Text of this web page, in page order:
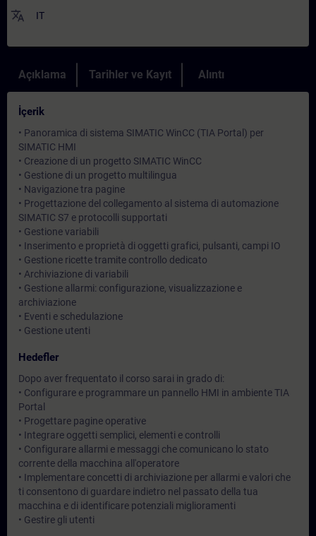
translate IT
Açıklama Tarihler ve Kayıt Alıntı
İçerik
• Panoramica di sistema SIMATIC WinCC (TIA Portal) per
SIMATIC HMI
• Creazione di un progetto SIMATIC WinCC
• Gestione di un progetto multilingua
• Navigazione tra pagine
• Progettazione del collegamento al sistema di automazione
SIMATIC S7 e protocolli supportati
• Gestione variabili
• Inserimento e proprietà di oggetti grafici, pulsanti, campi IO
• Gestione ricette tramite controllo dedicato
• Archiviazione di variabili
• Gestione allarmi: configurazione, visualizzazione e
archiviazione
• Eventi e schedulazione
• Gestione utenti
Hedefler
Dopo aver frequentato il corso sarai in grado di:
• Configurare e programmare un pannello HMI in ambiente TIA
Portal
• Progettare pagine operative
• Integrare oggetti semplici, elementi e controlli
• Configurare allarmi e messaggi che comunicano lo stato
corrente della macchina all'operatore
• Implementare concetti di archiviazione per allarmi e valori che
ti consentono di guardare indietro nel passato della tua
macchina e di identificare potenziali miglioramenti
• Gestire gli utenti